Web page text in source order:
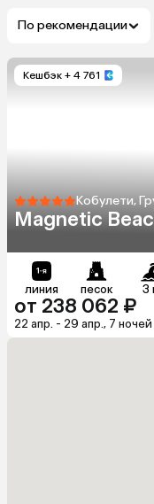
По рекомендации
Кешбэк + 4 761
Кобулети,
Magnetic
линия песок 3
от 238 062 ₽
22 апр. - 29 апр., 7 ночей